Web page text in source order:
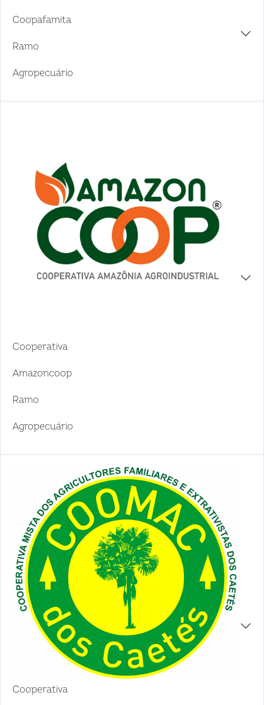
Coopafamita
Ramo
Agropecuário
Cooperativa
Amazoncoop
Ramo
Agropecuário
Cooperativa